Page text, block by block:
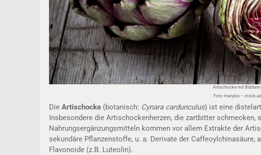
Artischocke mit Blättern
Foto: maryloo –
Die Artischocke (botanisch: Cynara cardunculus) ist eine
Insbesondere die Artischockenherzen, die zartbitter
Nahrungsergänzungsmitteln kommen vor allem Extrakte der
sekundäre Pflanzenstoffe, u. a. Derivate der
Flavonoide (z.B. Luteolin).